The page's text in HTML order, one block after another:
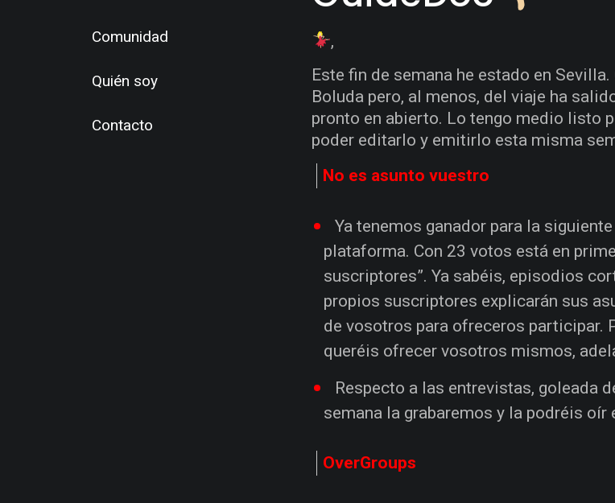
Comunidad
Quién soy
Contacto
,
Este fin de semana he estado en
Boluda pero, al menos, del viaje ha
pronto en abierto. Lo tengo medio listo
poder editarlo y emitirlo esta misma
No es asunto vuestro
Ya tenemos ganador para la
plataforma. Con 23 votos está en
suscriptores”. Ya sabéis, episodios
propios suscriptores explicarán sus
de vosotros para ofreceros participar.
queréis ofrecer vosotros mismos,
Respecto a las entrevistas, goleada
semana la grabaremos y la podréis
OverGroups